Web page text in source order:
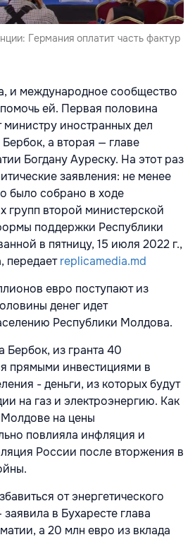
Германия оплатит часть фактур
и международное сообщество
ей. Первая половина
иностранных дел
а вторая — главе
Богдану Ауреску. На этот раз
заявления: не менее
было собрано в ходе
групп второй министерской
поддержки Республики
в пятницу, 15 июля 2022 г.,
передаетreplicamedia.md
евро поступают из
денег идет
Республики Молдова.
Бербок, из гранта 40
прямыми инвестициями в
- деньги, из которых будут
на газ и электроэнергию. Как
на цены
повлияла инфляция и
России после вторжения в
от энергетического
в Бухаресте глава
а 20 млн евро из вклада